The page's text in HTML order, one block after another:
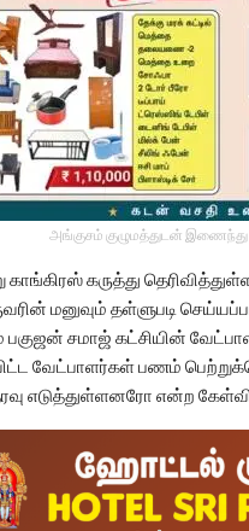
அங்குசம் குழுமத்துடன் இணைந்து
கருத்து
மனுவும் தள்ளுபடி
பகுஜன் சமாஜ் கட்சியின்
வேட்பாளர்கள் பணம்
எடுத்துள்ளனரோ என்ற